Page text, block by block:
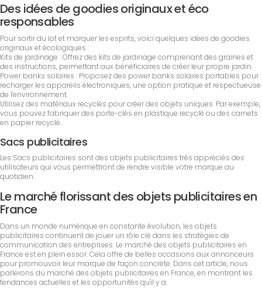
Des idées de goodies originaux et éco
responsables
Pour sortir du lot et marquer les esprits, voici quelques idées de goodies
originaux et écologiques :
Kits de jardinage : Offrez des kits de jardinage comprenant des graines et
des instructions, permettant aux bénéficiaires de créer leur propre jardin.
Power banks solaires : Proposez des power banks solaires portables pour
recharger les appareils électroniques, une option pratique et respectueuse
de l'environnement.
Utilisez des matériaux recyclés pour créer des objets uniques. Par exemple,
vous pouvez fabriquer des porte-clés en plastique recyclé ou des carnets
en papier recyclé.
Sacs publicitaires
Les Sacs publicitaires sont des objets publicitaires très appréciés des
utilisateurs qui vous permettront de rendre visible votre marque au
quotidien.
Le marché florissant des objets publicitaires en
France
Dans un monde numérique en constante évolution, les objets
publicitaires continuent de jouer un rôle clé dans les stratégies de
communication des entreprises. Le marché des objets publicitaires en
France est en plein essor. Cela offre de belles occasions aux annonceurs
pour promouvoir leur marque de façon concrète. Dans cet article, nous
parlerons du marché des objets publicitaires en France, en montrant les
tendances actuelles et les opportunités qu'il y a.